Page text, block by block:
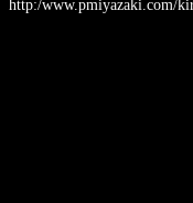
http:/www.pmiyazaki.com/